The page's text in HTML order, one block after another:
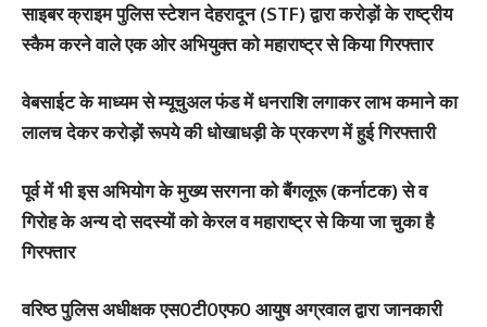
साइबर क्राइम पुलिस स्टेशन देहरादून (STF) द्वारा करोड़ों के राष्ट्रीय
स्कैम करने वाले एक ओर अभियुक्त को महाराष्ट्र से किया गिरफ्तार
वेबसाईट के माध्यम से म्यूचुअल फंड में धनराशि लगाकर लाभ कमाने का
लालच देकर करोड़ों रूपये की धोखाधड़ी के प्रकरण में हुई गिरफ्तारी
पूर्व में भी इस अभियोग के मुख्य सरगना को बैंगलूरू (कर्नाटक) से व
गिरोह के अन्य दो सदस्यों को केरल व महाराष्ट्र से किया जा चुका है
गिरफ्तार
वरिष्ठ पुलिस अधीक्षक एस0टी0एफ0 आयुष अग्रवाल द्वारा जानकारी